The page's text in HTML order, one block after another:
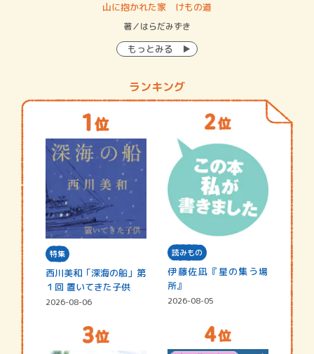
山に抱かれた家 けもの道
著／はらだみずき
もっとみる
ランキング
特集
西川美和「深海の船」第
１回 置いてきた子供
2026-08-06
読みもの
伊藤佐凪『星の集う場
所』
2026-08-05